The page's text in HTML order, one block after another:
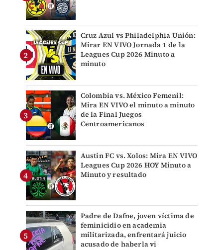
Cruz Azul vs Philadelphia Unión:
Mirar EN VIVO Jornada 1 de la
Leagues Cup 2026 Minuto a
minuto
Colombia vs. México Femenil:
Mira EN VIVO el minuto a minuto
de la Final Juegos
Centroamericanos
Austin FC vs. Xolos: Mira EN VIVO
Leagues Cup 2026 HOY Minuto a
Minuto y resultado
Padre de Dafne, joven víctima de
feminicidio en academia
militarizada, enfrentará juicio
acusado de haberla vi